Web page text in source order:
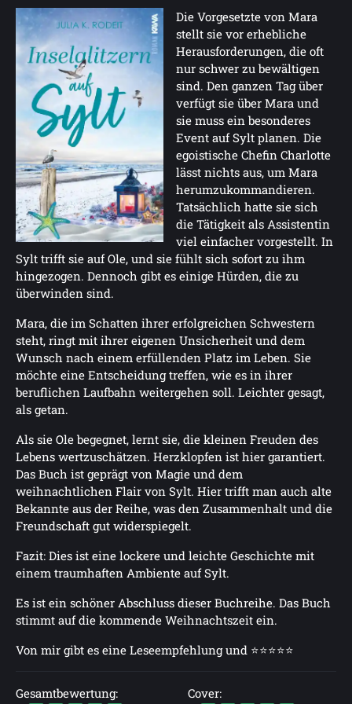
Die Vorgesetzte von Mara
stellt sie vor erhebliche
Herausforderungen, die oft
nur schwer zu bewältigen
sind. Den ganzen Tag über
verfügt sie über Mara und
sie muss ein besonderes
Event auf Sylt planen. Die
egoistische Chefin Charlotte
lässt nichts aus, um Mara
herumzukommandieren.
Tatsächlich hatte sie sich
die Tätigkeit als Assistentin
viel einfacher vorgestellt. In
Sylt trifft sie auf Ole, und sie fühlt sich sofort zu ihm
hingezogen. Dennoch gibt es einige Hürden, die zu
überwinden sind.
Mara, die im Schatten ihrer erfolgreichen Schwestern
steht, ringt mit ihrer eigenen Unsicherheit und dem
Wunsch nach einem erfüllenden Platz im Leben. Sie
möchte eine Entscheidung treffen, wie es in ihrer
beruflichen Laufbahn weitergehen soll. Leichter gesagt,
als getan.
Als sie Ole begegnet, lernt sie, die kleinen Freuden des
Lebens wertzuschätzen. Herzklopfen ist hier garantiert.
Das Buch ist geprägt von Magie und dem
weihnachtlichen Flair von Sylt. Hier trifft man auch alte
Bekannte aus der Reihe, was den Zusammenhalt und die
Freundschaft gut widerspiegelt.
Fazit: Dies ist eine lockere und leichte Geschichte mit
einem traumhaften Ambiente auf Sylt.
Es ist ein schöner Abschluss dieser Buchreihe. Das Buch
stimmt auf die kommende Weihnachtszeit ein.
Von mir gibt es eine Leseempfehlung und ⭐⭐⭐⭐⭐
Gesamtbewertung: Cover: